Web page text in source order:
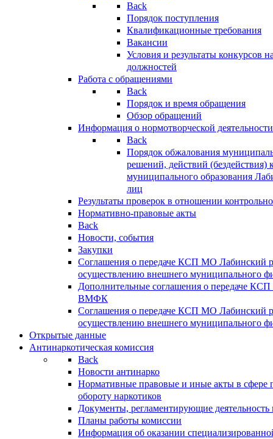
Back
Порядок поступления
Квалификационные требования
Вакансии
Условия и результаты конкурсов
должностей
Работа с обращениями
Back
Порядок и время обращения
Обзор обращений
Информация о нормотворческой деятельности
Back
Порядок обжалования
решений, действий (бездействия)
муниципального образования
лиц
Результаты проверок в отношении
Нормативно-правовые акты
Back
Новости, события
Закупки
Соглашения о передаче КСП МО Лабинский
осуществлению внешнего муниципального
Дополнительные соглашения о передаче
ВМФК
Соглашения о передаче КСП МО Лабинский
осуществлению внешнего муниципального
Открытые данные
Антинаркотическая комиссия
Back
Новости антинарко
Нормативные правовые и иные акты в сфере
обороту наркотиков
Документы, регламентирующие деятельность
Планы работы комиссии
Информация об оказании